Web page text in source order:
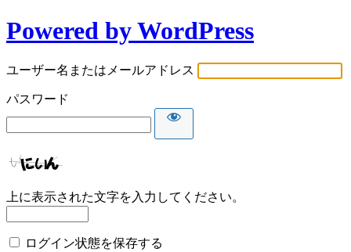
Powered by WordPress
ユーザー名またはメールアドレス
パスワード
上に表示された文字を入力してください。
ログイン状態を保存する